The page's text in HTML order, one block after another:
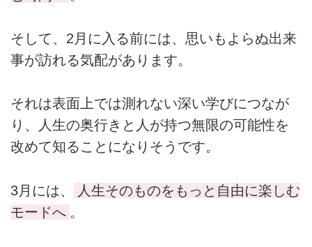
そして、2月に入る前には、思いもよらぬ出来
事が訪れる気配があります。
それは表面上では測れない深い学びにつなが
り、人生の奥行きと人が持つ無限の可能性を
改めて知ることになりそうです。
3月には、
人生そのものをもっと自由に楽しむ
モードへ 。